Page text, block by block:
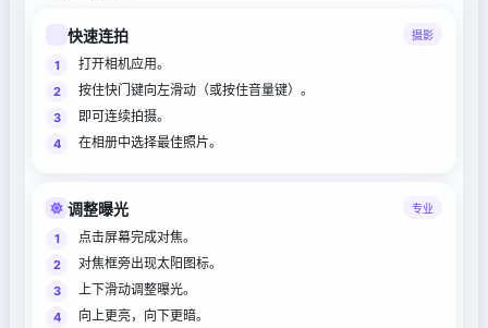
快速连拍 摄影
打开相机应用。
按住快门键向左滑动（或按住音量键）。
即可连续拍摄。
在相册中选择最佳照片。
调整曝光 专业
点击屏幕完成对焦。
对焦框旁出现太阳图标。
上下滑动调整曝光。
向上更亮，向下更暗。